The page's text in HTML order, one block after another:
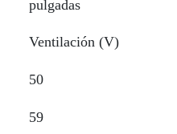
pulgadas
Ventilación (V)
50
59